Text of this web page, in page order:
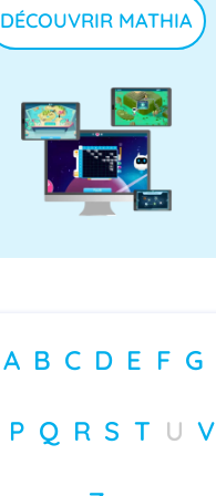
DÉCOUVRIR MATHIA
A B C D E F G
P Q R S T U V